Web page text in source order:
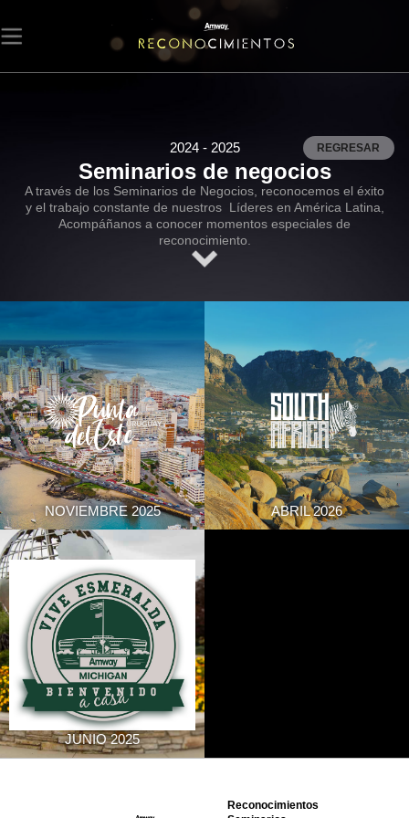
REGRESAR
2024 - 2025
Seminarios de negocios
A través de los Seminarios de Negocios, reconocemos el éxito
y el trabajo constante de nuestros Líderes en América Latina,
Acompáñanos a conocer momentos especiales de
reconocimiento.
NOVIEMBRE 2025 ABRIL 2026
JUNIO 2025
Reconocimientos